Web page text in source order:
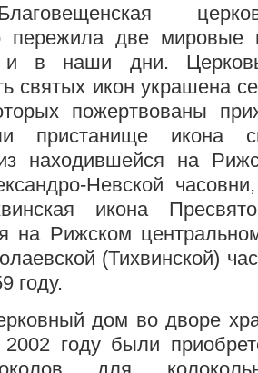
пережила две мировые
и в наши дни.
святых икон украшена
пожертвованы
пристанище икона
находившейся на
Невской
икона
на Рижском
(Тихвинской)
году.
дом во дворе
2002 году были